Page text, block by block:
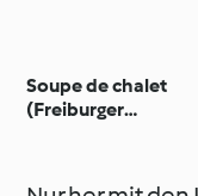
Soupe de chalet
(Freiburger